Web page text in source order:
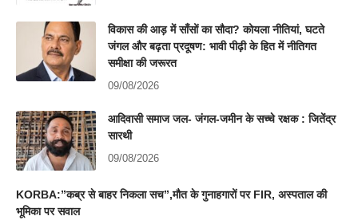
विकास की आड़ में साँसों का सौदा? कोयला नीतियां, घटते
जंगल और बढ़ता प्रदूषण: भावी पीढ़ी के हित में नीतिगत
समीक्षा की जरूरत
09/08/2026
आदिवासी समाज जल- जंगल-जमीन के सच्चे रक्षक : जितेंद्र
सारथी
09/08/2026
KORBA:”कब्र से बाहर निकला सच”,मौत के गुनाहगारों पर FIR, अस्पताल की
भूमिका पर सवाल